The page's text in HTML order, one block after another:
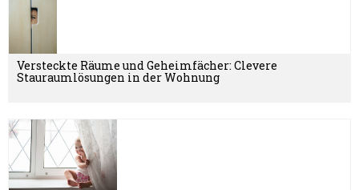
Versteckte Räume und Geheimfächer: Clevere
Stauraumlösungen in der Wohnung